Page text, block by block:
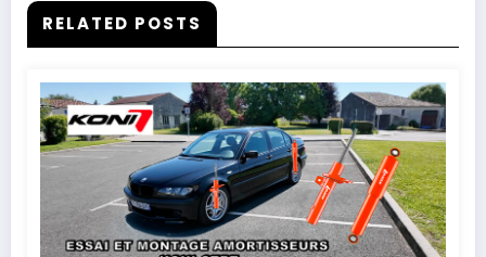
RELATED POSTS